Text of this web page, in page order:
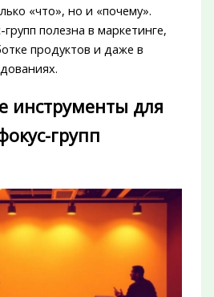
«что», но и «почему».
полезна в маркетинге,
продуктов и даже в
инструменты для
групп